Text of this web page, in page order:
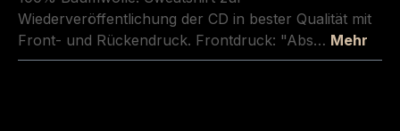
Wiederveröffentlichung der CD in bester Qualität mit
Front- und Rückendruck. Frontdruck: "Abs… Mehr